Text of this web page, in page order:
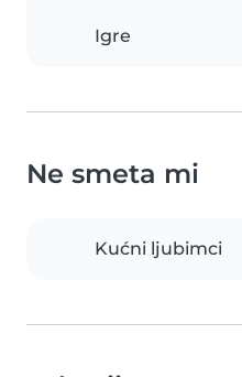
Igre
Ne smeta mi
Kućni ljubimci